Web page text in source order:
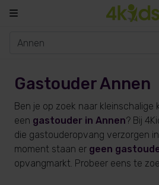
Gastouder Annen
Ben je op zoek naar kleinschalige
een gastouder in Annen? Bij
die gastouderopvang verzorgen
moment staan er geen
opvangmarkt. Probeer eens te